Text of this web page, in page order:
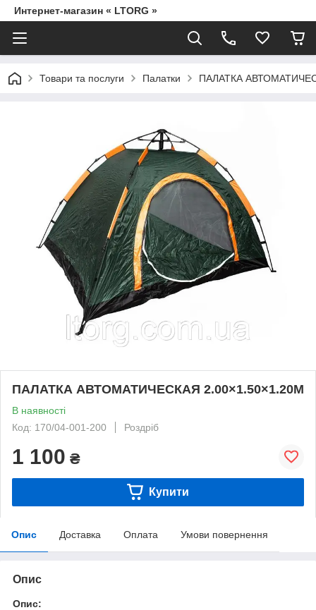
Интернет-магазин « LTORG »
Товари та послуги Палатки ПАЛАТКА
ПАЛАТКА АВТОМАТИЧЕСКАЯ 2.00×1.50×1.20М
В наявності
Код: 170/04-001-200
Роздріб
1 100 ₴
Купити
Опис Доставка Оплата Умови повернення
Опис
Опис: